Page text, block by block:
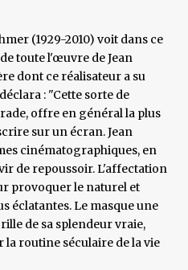
(1929-2010) voit dans ce
toute l'œuvre de Jean
dont ce réalisateur a su
: "Cette sorte de
offre en général la plus
sur un écran. Jean
cinématographiques, en
de repoussoir. L'affectation
provoquer le naturel et
éclatantes. Le masque une
de sa splendeur vraie,
la routine séculaire de la vie